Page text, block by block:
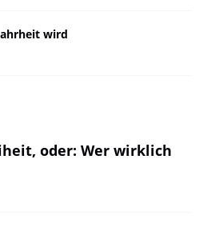
wird
oder: Wer wirklich